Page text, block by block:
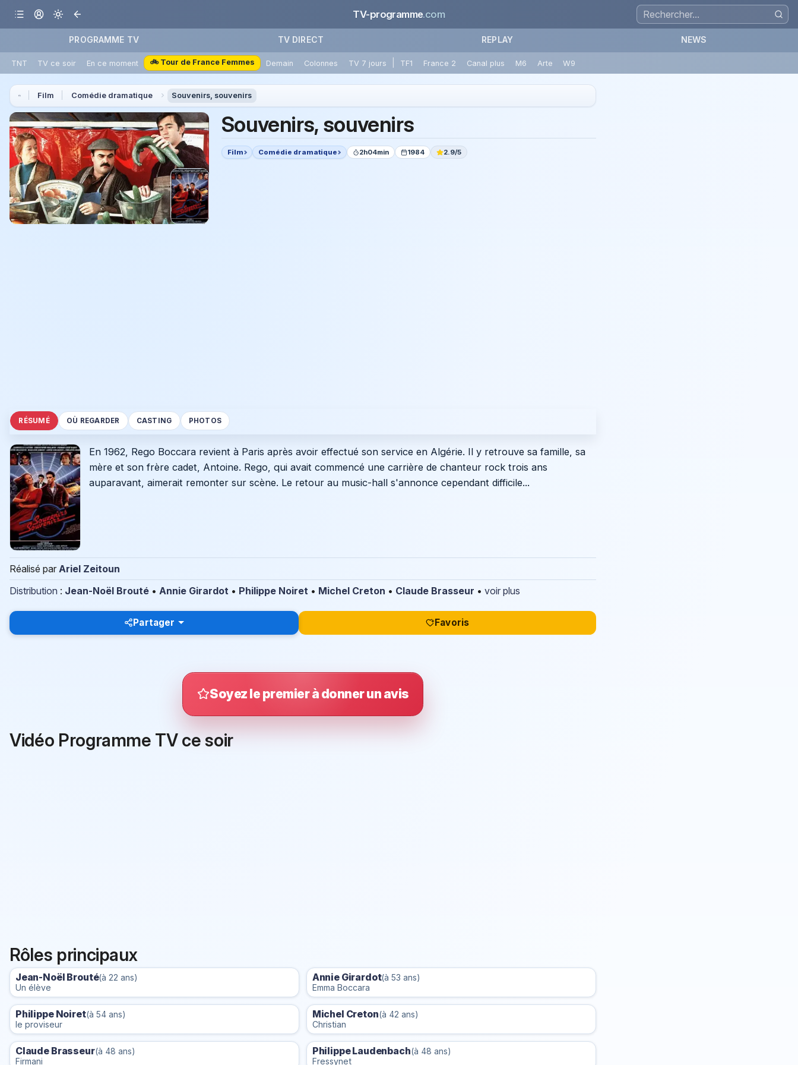
TV-programme.com
PROGRAMME TV TV DIRECT REPLAY NEWS
TNT TV ce soir En ce moment 🚲 Tour de France Femmes Demain Colonnes TV 7 jours TF1 France 2 Canal plus M6 Arte W9
Film Comédie dramatique Souvenirs, souvenirs
Souvenirs, souvenirs
Film Comédie dramatique 2h04min 1984 2.9/5
RÉSUMÉ OÙ REGARDER CASTING PHOTOS
En 1962, Rego Boccara revient à Paris après avoir effectué son service en Algérie. Il y retrouve sa famille, sa
mère et son frère cadet, Antoine. Rego, qui avait commencé une carrière de chanteur rock trois ans
auparavant, aimerait remonter sur scène. Le retour au music-hall s'annonce cependant difficile...
Réalisé par Ariel Zeitoun
Distribution : Jean-Noël Brouté • Annie Girardot • Philippe Noiret • Michel Creton • Claude Brasseur • voir plus
Partager Favoris
Soyez le premier à donner un avis
Vidéo Programme TV ce soir
Rôles principaux
Jean-Noël Brouté(à 22 ans)
Un élève
Annie Girardot(à 53 ans)
Emma Boccara
Philippe Noiret(à 54 ans)
le proviseur
Michel Creton(à 42 ans)
Christian
Claude Brasseur(à 48 ans)
Firmani
Philippe Laudenbach(à 48 ans)
Fressynet